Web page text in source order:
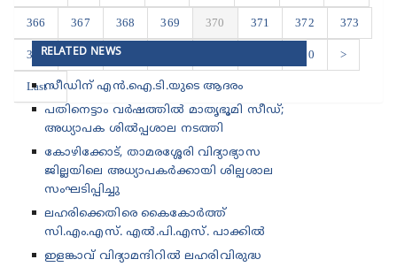
366 367 368 369 370 371 372 373
374 375 376 380 >
Last ›
RELATED NEWS
സീഡിന് എൻ.ഐ.ടി.യുടെ ആദരം
പതിനെട്ടാം വർഷത്തിൽ മാതൃഭൂമി സീഡ്;
അധ്യാപക ശിൽപ്പശാല നടത്തി
കോഴിക്കോട്, താമരശ്ശേരി വിദ്യാഭ്യാസ
ജില്ലയിലെ അധ്യാപകർക്കായി ശില്പശാല
സംഘടിപ്പിച്ചു
ലഹരിക്കെതിരെ കൈകോർത്ത്
സി.എം.എസ്. എൽ.പി.എസ്. പാക്കിൽ
ഇളങ്കാവ് വിദ്യാമന്ദിറിൽ ലഹരിവിരുദ്ധ